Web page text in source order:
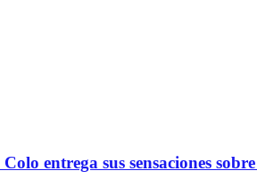
entrega sus sensaciones